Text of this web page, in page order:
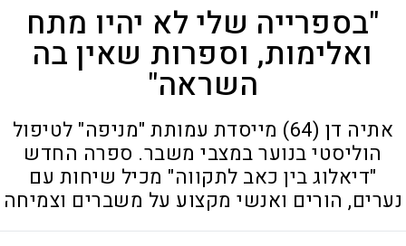
"בספרייה שלי לא יהיו מתח
ואלימות, וספרות שאין בה
השראה"
אתיה דן (64) מייסדת עמותת "מניפה" לטיפול
הוליסטי בנוער במצבי משבר. ספרה החדש
"דיאלוג בין כאב לתקווה" מכיל שיחות עם
נערים, הורים ואנשי מקצוע על משברים וצמיחה